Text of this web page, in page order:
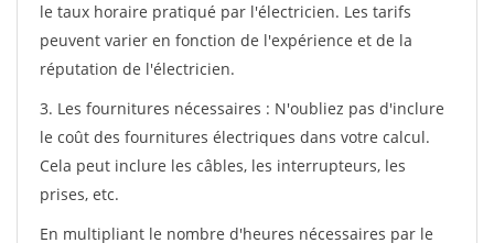
le taux horaire pratiqué par l'électricien. Les tarifs
peuvent varier en fonction de l'expérience et de la
réputation de l'électricien.
3. Les fournitures nécessaires : N'oubliez pas d'inclure
le coût des fournitures électriques dans votre calcul.
Cela peut inclure les câbles, les interrupteurs, les
prises, etc.
En multipliant le nombre d'heures nécessaires par le